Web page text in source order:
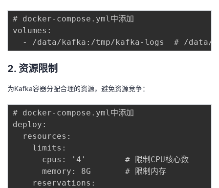
# docker-compose.yml中添加
volumes:
2. 资源限制
为Kafka容器分配合理的资源，避免资源竞争：
# docker-compose.yml中添加
deploy:
  resources:
    limits:
      cpus: '4'        # 限制CPU核心数
      memory: 8G       # 限制内存
    reservations: